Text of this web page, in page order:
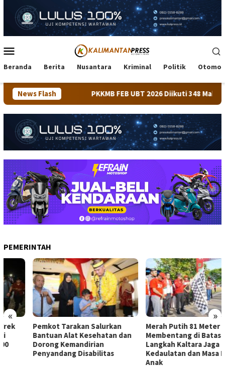
konten
Mobile
Beranda Berita Nusantara Kriminal Politik
News Flash
PKKMB FEB UBT 2026 Diikuti 348 Mahasiswa,
PEMERINTAH
« »
Pemkot Tarakan Salurkan
Bantuan Alat Kesehatan dan
Dorong Kemandirian
Penyandang Disabilitas
Merah Putih 81 Meter
Membentang di Batas Negeri:
Langkah Kaltara Jaga
Kedaulatan dan Masa Depan